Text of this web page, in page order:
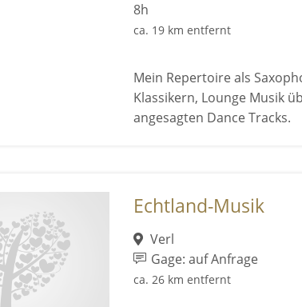
8h
ca. 19 km entfernt
Mein Repertoire als
Klassikern, Lounge Musik
angesagten Dance Tracks.
Echtland-Musik
Verl
Gage: auf Anfrage
ca. 26 km entfernt